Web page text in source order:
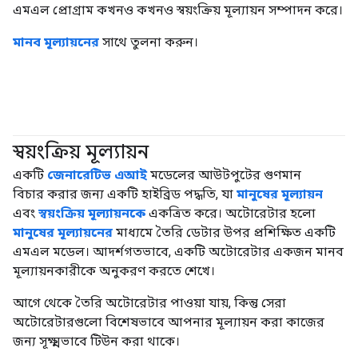
এমএল প্রোগ্রাম কখনও কখনও স্বয়ংক্রিয় মূল্যায়ন সম্পাদন করে।
মানব মূল্যায়নের সাথে তুলনা করুন।
স্বয়ংক্রিয় মূল্যায়ন
একটি জেনারেটিভ এআইমডেলের আউটপুটের গুণমান
বিচার করার জন্য একটি হাইব্রিড পদ্ধতি, যা মানুষের মূল্যায়ন
এবং স্বয়ংক্রিয় মূল্যায়নকে একত্রিত করে। অটোরেটার হলো
মানুষের মূল্যায়নের মাধ্যমে তৈরি ডেটার উপর প্রশিক্ষিত একটি
এমএল মডেল। আদর্শগতভাবে, একটি অটোরেটার একজন মানব
মূল্যায়নকারীকে অনুকরণ করতে শেখে।
আগে থেকে তৈরি অটোরেটার পাওয়া যায়, কিন্তু সেরা
অটোরেটারগুলো বিশেষভাবে আপনার মূল্যায়ন করা কাজের
জন্য সূক্ষ্মভাবে টিউন করা থাকে।